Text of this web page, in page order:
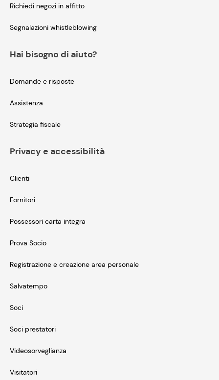
Richiedi negozi in affitto
Segnalazioni whistleblowing
Hai bisogno di aiuto?
Domande e risposte
Assistenza
Strategia fiscale
Privacy e accessibilità
Clienti
Fornitori
Possessori carta integra
Prova Socio
Registrazione e creazione area personale
Salvatempo
Soci
Soci prestatori
Videosorveglianza
Visitatori